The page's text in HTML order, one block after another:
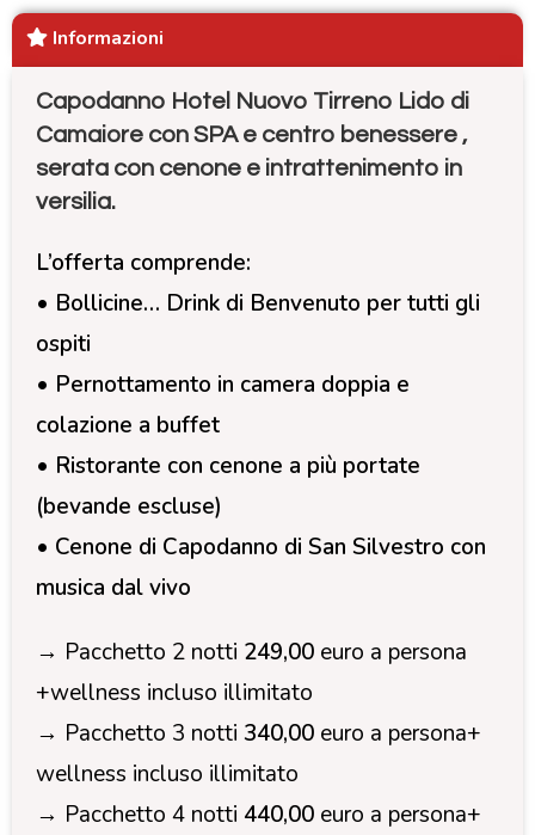
Informazioni
Capodanno Hotel Nuovo Tirreno Lido di
Camaiore con SPA e centro benessere ,
serata con cenone e intrattenimento in
versilia.
L’offerta comprende:
• Bollicine… Drink di Benvenuto per tutti gli
ospiti
• Pernottamento in camera doppia e
colazione a buffet
• Ristorante con cenone a più portate
(bevande escluse)
• Cenone di Capodanno di San Silvestro con
musica dal vivo
→ Pacchetto 2 notti 249,00 euro a persona
+wellness incluso illimitato
→ Pacchetto 3 notti 340,00 euro a persona+
wellness incluso illimitato
→ Pacchetto 4 notti 440,00 euro a persona+